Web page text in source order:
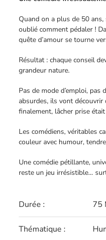
Quand on a plus de 50 ans,
oublié comment pédaler !
quête d’amour se tourne
Résultat : chaque conseil
grandeur nature.
Pas de mode d’emploi,
absurdes, ils vont découvrir
finalement, lâcher prise
Les comédiens, véritables
couleur avec humour,
Une comédie pétillante,
reste un jeu irrésistible…
Durée : 75
Thématique :